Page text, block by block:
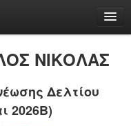
ΝΙΚΟΛΑΣ
Δελτίου
2026B)